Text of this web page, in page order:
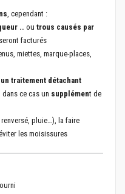
, cependant :
.. ou trous causés par
facturés
miettes, marque-places,
un traitement détachant
ce cas un supplément de
pluie…), la faire
les moisissures